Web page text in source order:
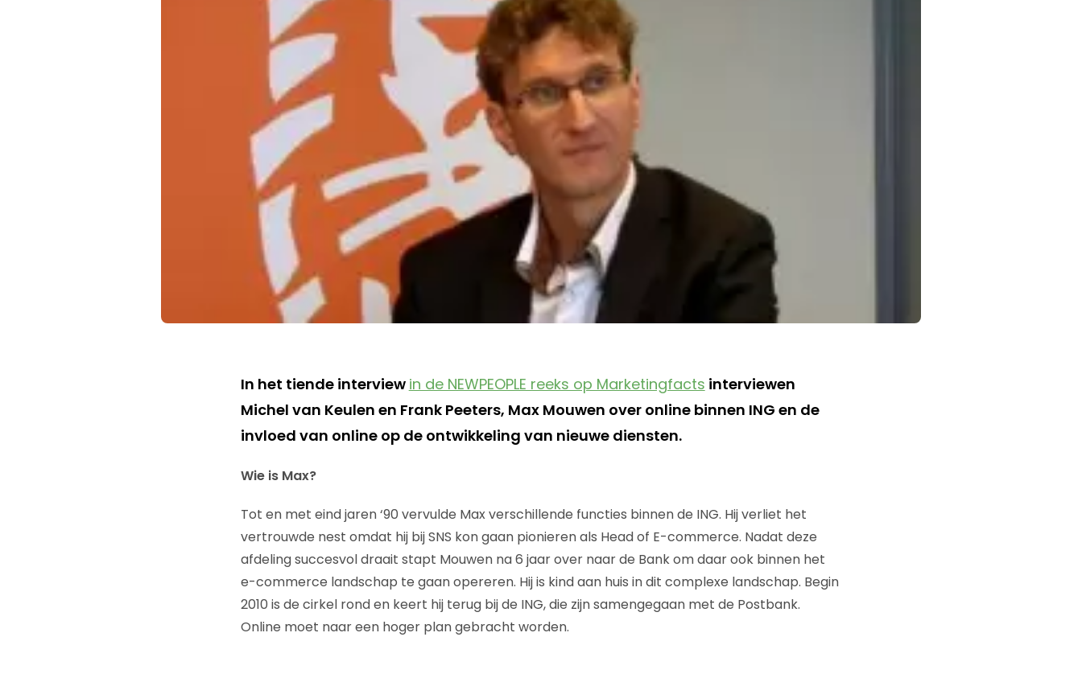
In het tiende interview in de NEWPEOPLE reeks op Marketingfacts interviewen
Michel van Keulen en Frank Peeters, Max Mouwen over online binnen ING en de
invloed van online op de ontwikkeling van nieuwe diensten.
Wie is Max?
Tot en met eind jaren ‘90 vervulde Max verschillende functies binnen de ING. Hij verliet het
vertrouwde nest omdat hij bij SNS kon gaan pionieren als Head of E-commerce. Nadat deze
afdeling succesvol draait stapt Mouwen na 6 jaar over naar de Bank om daar ook binnen het
e-commerce landschap te gaan opereren. Hij is kind aan huis in dit complexe landschap. Begin
2010 is de cirkel rond en keert hij terug bij de ING, die zijn samengegaan met de Postbank.
Online moet naar een hoger plan gebracht worden.